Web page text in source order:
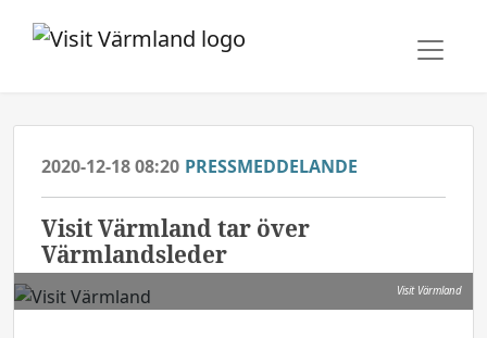
2020-12-18 08:20 PRESSMEDDELANDE
Visit Värmland tar över
Värmlandsleder
Visit Värmland